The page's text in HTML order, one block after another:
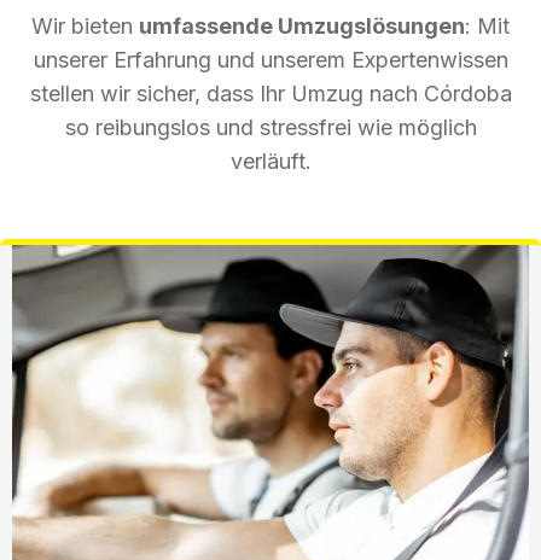
Wir bieten umfassende Umzugslösungen: Mit
unserer Erfahrung und unserem Expertenwissen
stellen wir sicher, dass Ihr Umzug nach Córdoba
so reibungslos und stressfrei wie möglich
verläuft.